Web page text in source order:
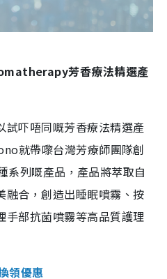
芳香療法精選產
試吓唔同嘅芳香療法精選產
就帶嚟台灣芳療師團隊創
列嘅產品，產品將萃取自
融合，創造出睡眠噴霧、按
手部抗菌噴霧等高品質護理
領優惠